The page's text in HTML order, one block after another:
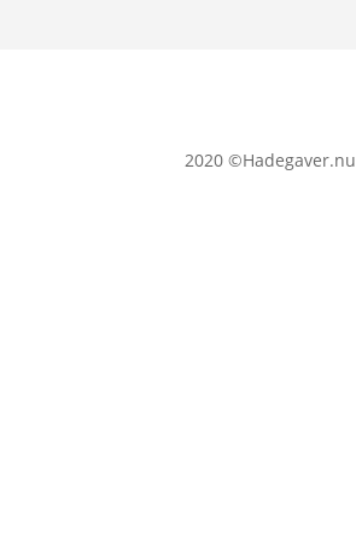
2020 ©Hadegaver.nu